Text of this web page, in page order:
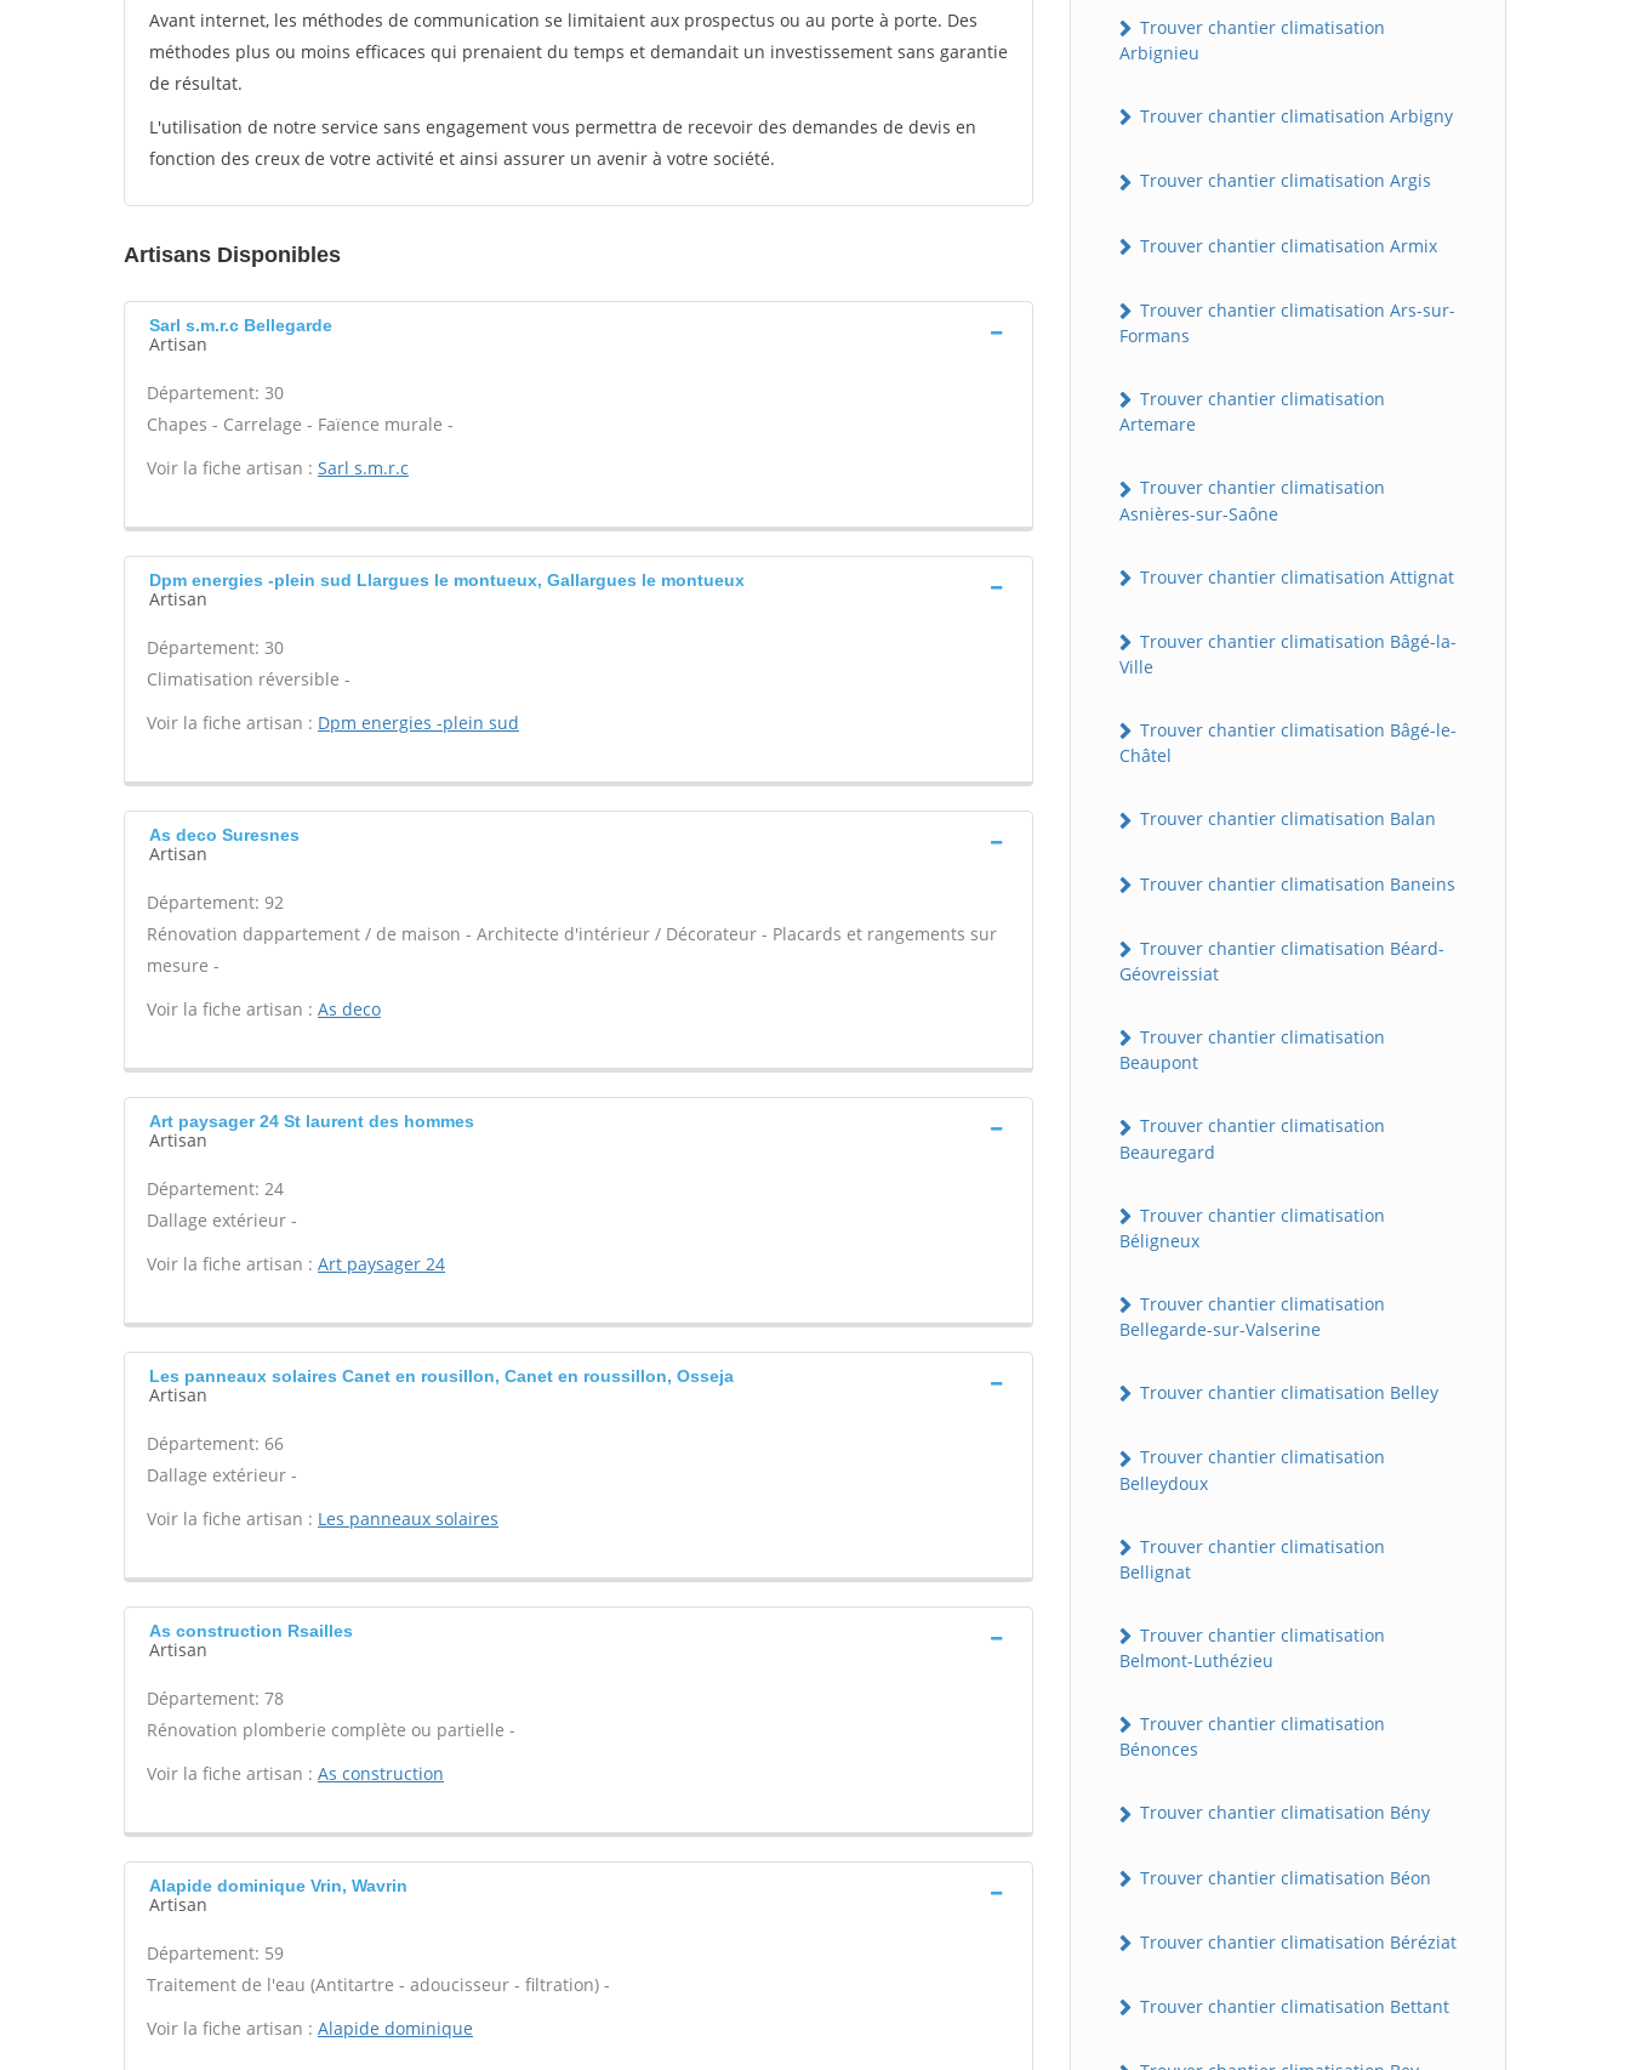
Avant internet, les méthodes de communication se limitaient aux prospectus ou au porte à porte. Des
méthodes plus ou moins efficaces qui prenaient du temps et demandait un investissement sans garantie
de résultat.
L'utilisation de notre service sans engagement vous permettra de recevoir des demandes de devis en
fonction des creux de votre activité et ainsi assurer un avenir à votre société.
Artisans Disponibles
Sarl s.m.r.c Bellegarde
Artisan
Département: 30
Chapes - Carrelage - Faïence murale -
Voir la fiche artisan : Sarl s.m.r.c
Dpm energies -plein sud Llargues le montueux, Gallargues le montueux
Artisan
Département: 30
Climatisation réversible -
Voir la fiche artisan : Dpm energies -plein sud
As deco Suresnes
Artisan
Département: 92
Rénovation dappartement / de maison - Architecte d'intérieur / Décorateur - Placards et rangements sur
mesure -
Voir la fiche artisan : As deco
Art paysager 24 St laurent des hommes
Artisan
Département: 24
Dallage extérieur -
Voir la fiche artisan : Art paysager 24
Les panneaux solaires Canet en rousillon, Canet en roussillon, Osseja
Artisan
Département: 66
Dallage extérieur -
Voir la fiche artisan : Les panneaux solaires
As construction Rsailles
Artisan
Département: 78
Rénovation plomberie complète ou partielle -
Voir la fiche artisan : As construction
Alapide dominique Vrin, Wavrin
Artisan
Département: 59
Traitement de l'eau (Antitartre - adoucisseur - filtration) -
Voir la fiche artisan : Alapide dominique
Trouver chantier climatisation
Arbignieu
Trouver chantier climatisation Arbigny
Trouver chantier climatisation Argis
Trouver chantier climatisation Armix
Trouver chantier climatisation Ars-sur-
Formans
Trouver chantier climatisation
Artemare
Trouver chantier climatisation
Asnières-sur-Saône
Trouver chantier climatisation Attignat
Trouver chantier climatisation Bâgé-la-
Ville
Trouver chantier climatisation Bâgé-le-
Châtel
Trouver chantier climatisation Balan
Trouver chantier climatisation Baneins
Trouver chantier climatisation Béard-
Géovreissiat
Trouver chantier climatisation
Beaupont
Trouver chantier climatisation
Beauregard
Trouver chantier climatisation
Béligneux
Trouver chantier climatisation
Bellegarde-sur-Valserine
Trouver chantier climatisation Belley
Trouver chantier climatisation
Belleydoux
Trouver chantier climatisation
Bellignat
Trouver chantier climatisation
Belmont-Luthézieu
Trouver chantier climatisation
Bénonces
Trouver chantier climatisation Bény
Trouver chantier climatisation Béon
Trouver chantier climatisation Béréziat
Trouver chantier climatisation Bettant